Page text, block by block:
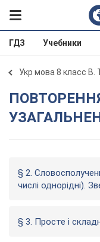
ГДЗ Учебники
Укр мова 8 класс В.
ПОВТОРЕННЯ ТА
§ 2.
числі однорідні).
§ 3. Просте і